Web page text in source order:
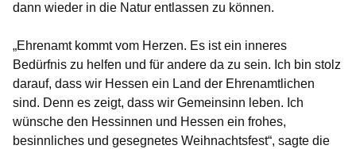
dann wieder in die Natur entlassen zu können.
„Ehrenamt kommt vom Herzen. Es ist ein inneres
Bedürfnis zu helfen und für andere da zu sein. Ich bin stolz
darauf, dass wir Hessen ein Land der Ehrenamtlichen
sind. Denn es zeigt, dass wir Gemeinsinn leben. Ich
wünsche den Hessinnen und Hessen ein frohes,
besinnliches und gesegnetes Weihnachtsfest“, sagte die